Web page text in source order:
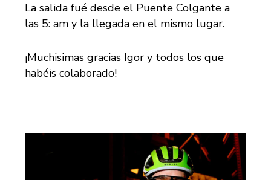
La salida fué desde el Puente Colgante a
las 5: am y la llegada en el mismo lugar.
¡Muchisimas gracias Igor y todos los que
habéis colaborado!